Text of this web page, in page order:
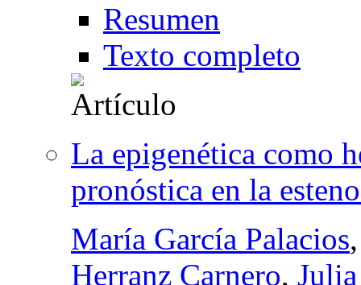
Resumen
Texto completo
La epigenética como
pronóstica en la
María García Palacios
Herranz Carnero,